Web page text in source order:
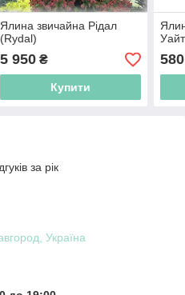
Ялина звичайна Рідал
(Rydal)
5 950₴
Купити
580
за рік
Україна